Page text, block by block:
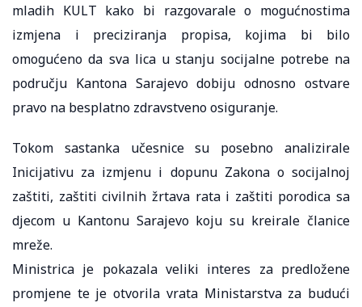
mladih KULT kako bi razgovarale o mogućnostima
izmjena i preciziranja propisa, kojima bi bilo
omogućeno da sva lica u stanju socijalne potrebe na
području Kantona Sarajevo dobiju odnosno ostvare
pravo na besplatno zdravstveno osiguranje.
Tokom sastanka učesnice su posebno analizirale
Inicijativu za izmjenu i dopunu Zakona o socijalnoj
zaštiti, zaštiti civilnih žrtava rata i zaštiti porodica sa
djecom u Kantonu Sarajevo koju su kreirale članice
mreže.
Ministrica je pokazala veliki interes za predložene
promjene te je otvorila vrata Ministarstva za budući